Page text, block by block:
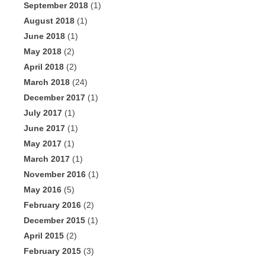
September 2018 (1)
August 2018 (1)
June 2018 (1)
May 2018 (2)
April 2018 (2)
March 2018 (24)
December 2017 (1)
July 2017 (1)
June 2017 (1)
May 2017 (1)
March 2017 (1)
November 2016 (1)
May 2016 (5)
February 2016 (2)
December 2015 (1)
April 2015 (2)
February 2015 (3)